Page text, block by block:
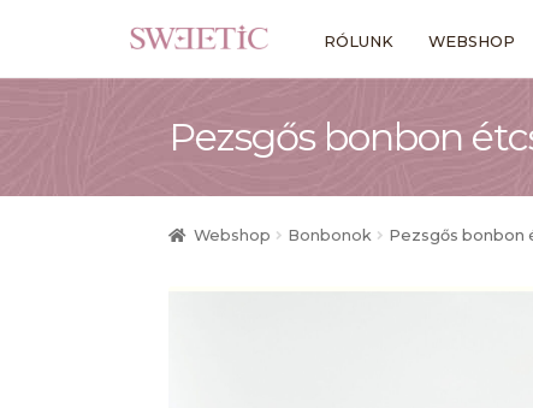
a
navigációhoz
a
tartalomba
RÓLUNK WEBSHOP
Pezsgős bonbon
Webshop Bonbonok Pezsgős bonbon